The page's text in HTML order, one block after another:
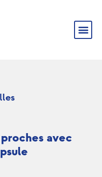
avec